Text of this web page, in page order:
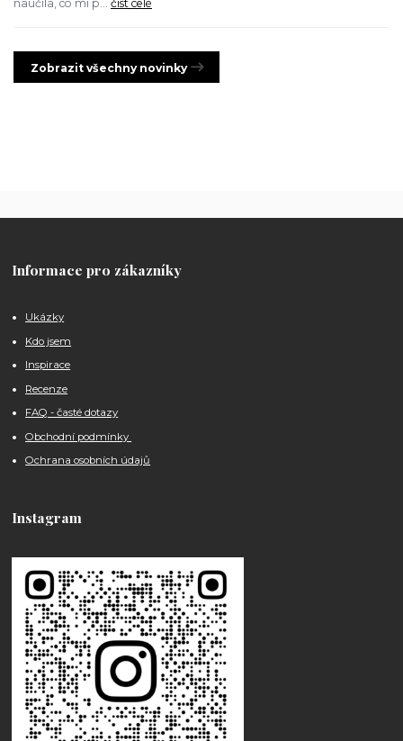
naučila, co mi p... číst celé
Zobrazit všechny novinky
Informace pro zákazníky
Ukázky
Kdo jsem
Inspirace
Recenze
FAQ - časté dotazy
Obchodní podmínky
Ochrana osobních údajů
Instagram